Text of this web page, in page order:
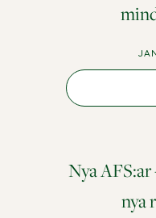
Nya
nya